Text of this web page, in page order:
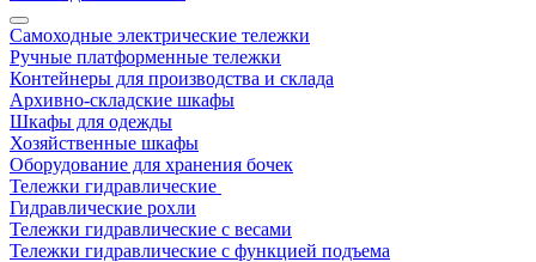
Самоходные электрические тележки
Ручные платформенные тележки
Контейнеры для производства и склада
Архивно-складские шкафы
Шкафы для одежды
Хозяйственные шкафы
Оборудование для хранения бочек
Тележки гидравлические
Гидравлические рохли
Тележки гидравлические с весами
Тележки гидравлические с функцией подъема